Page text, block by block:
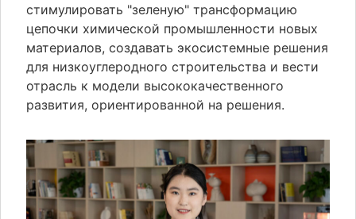
стимулировать "зеленую" трансформацию
цепочки химической промышленности новых
материалов, создавать экосистемные решения
для низкоуглеродного строительства и вести
отрасль к модели высококачественного
развития, ориентированной на решения.